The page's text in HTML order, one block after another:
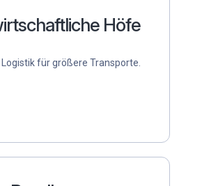
Höfe
für größere Transporte.